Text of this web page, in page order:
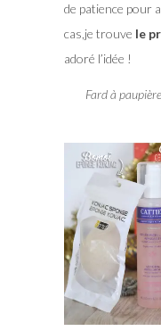
de patience pour
cas,je trouve le
adoré l’idée !
Fard à